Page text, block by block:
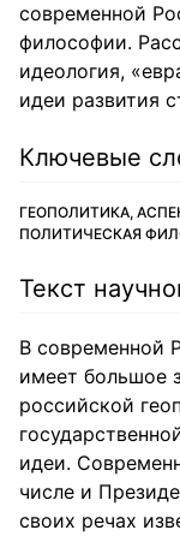
современной
философии.
идеология,
идеи развития
Ключевые
ГЕОПОЛИТИКА,
ПОЛИТИЧЕСКАЯ
Текст
В современной
имеет большое
российской
идеи.
числе и
своих речах